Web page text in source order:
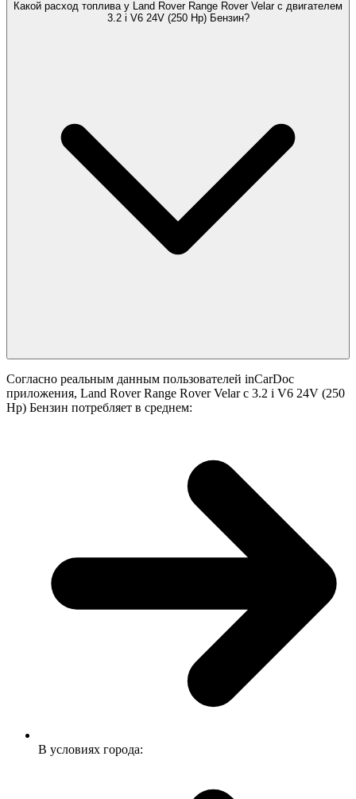
Какой расход топлива у Land Rover Range Rover Velar с двигателем
3.2 i V6 24V (250 Hp) Бензин?
Согласно реальным данным пользователей inCarDoc
приложения, Land Rover Range Rover Velar с 3.2 i V6 24V (250
Hp) Бензин потребляет в среднем:
В условиях города: